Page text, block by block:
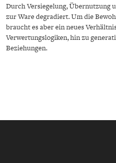
ENERGIE
Durch Versiegelung, Übernutzung
zur Ware degradiert. Um die
braucht es aber ein neues
Verwertungslogiken, hin zu
Beziehungen.